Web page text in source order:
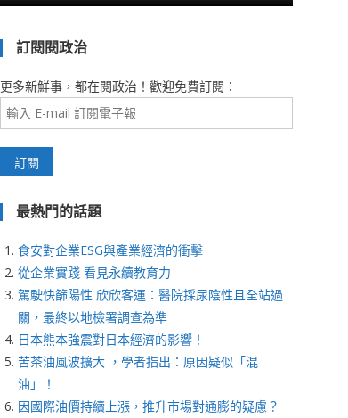
訂閱閱政治
更多新鮮事，都在閱政治！歡迎免費訂閱：
最熱門的話題
食安對企業ESG與產業經濟的衝擊
從企業實踐 看見永續教育力
駕駛快篩陽性 欣欣客運：醫院採尿陰性且全站過
關，最終以地檢署調查為準
日本熊本強震對日本經濟的影響！
苦茶油風波擴大 ，學者指出：原因疑似「混
油」！
因國際油價持續上漲，推升市場對通膨的疑慮？